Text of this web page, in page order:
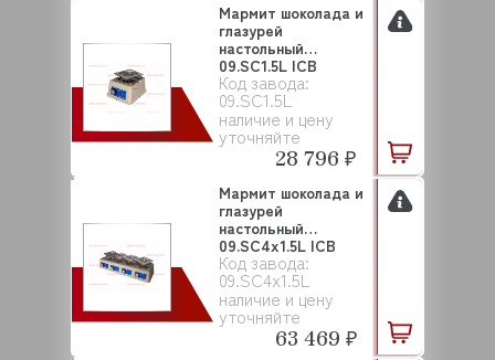
Код завода:
09.SC1.5L
наличие и цену
уточняйте
Мармит шоколада и
глазурей
настольный
09.SC1.5L ICB
TECNOLOGIE S...
28 796 ₽
Код завода:
09.SC4x1.5L
наличие и цену
уточняйте
Мармит шоколада и
глазурей
настольный
09.SC4x1.5L ICB
TECNOLOGIE ...
63 469 ₽